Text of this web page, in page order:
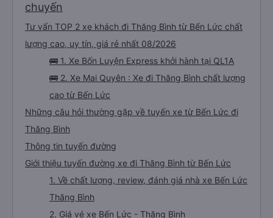
chuyến
Tư vấn TOP 2 xe khách đi Thăng Bình từ Bến Lức chất
lượng cao, uy tín, giá rẻ nhất 08/2026
🚌 1. Xe Bốn Luyện Express khởi hành tại QL1A
🚌 2. Xe Mai Quyên : Xe đi Thăng Bình chất lượng
cao từ Bến Lức
Những câu hỏi thường gặp về tuyến xe từ Bến Lức đi
Thăng Bình
Thông tin tuyến đường
Giới thiệu tuyến đường xe đi Thăng Bình từ Bến Lức
1. Về chất lượng, review, đánh giá nhà xe Bến Lức
Thăng Bình
2. Giá vé xe Bến Lức - Thăng Bình